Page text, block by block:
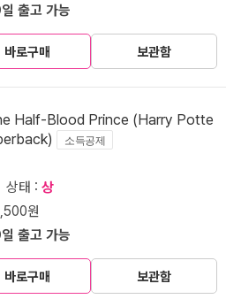
출고 가능
바로구매 보관함
Half-Blood Prince (Harry Potte
소득공제
태 : 상
원
출고 가능
바로구매 보관함